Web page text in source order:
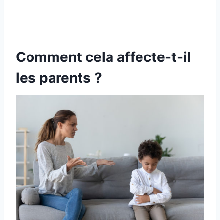
Comment cela affecte-t-il
les parents ?